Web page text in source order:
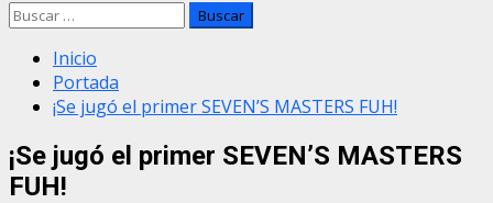
Buscar:
Inicio
Portada
¡Se jugó el primer SEVEN’S MASTERS FUH!
¡Se jugó el primer SEVEN’S MASTERS
FUH!